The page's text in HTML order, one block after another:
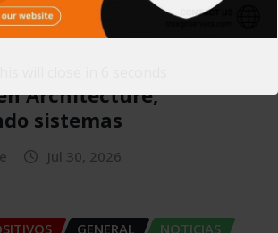
GENERAL
SISTEMA OPERATIVO
TECH
Architecture,
sistemas
Jul 30, 2026
GENERAL
NOTICIAS